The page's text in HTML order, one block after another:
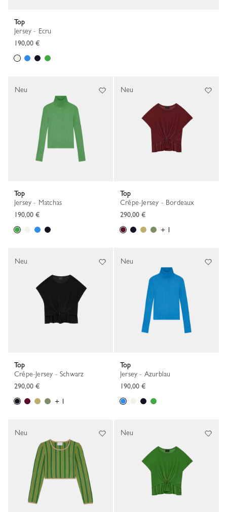
Top
Jersey - Ecru
190,00 €
Top
Jersey - Matchas
190,00 €
Neu
Top
Crêpe-Jersey - Bordeaux
290,00 €
+ 1
Neu
Top
Crêpe-Jersey - Schwarz
290,00 €
+ 1
Neu
Top
Jersey - Azurblau
190,00 €
Neu
Neu Neu